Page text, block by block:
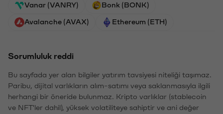
Vanar (VANRY) Bonk (BONK)
Avalanche (AVAX) Ethereum (ETH)
Sorumluluk reddi
Bu sayfada yer alan bilgiler yatırım tavsiyesi niteliği taşımaz.
Paribu, dijital varlıkların alım-satımı veya saklanmasıyla ilgili
herhangi bir öneride bulunmaz. Kripto varlıklar (stablecoin
ve NFT'ler dahil), yüksek volatiliteye sahiptir ve ani değer